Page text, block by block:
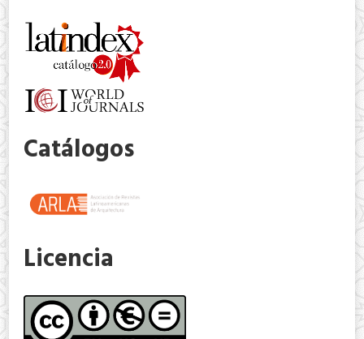
Catálogos
Licencia